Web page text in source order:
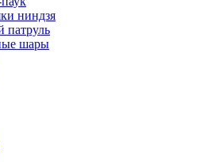
ниндзя
патруль
шары